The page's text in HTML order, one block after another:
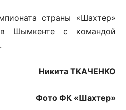
страны «Шахтер»
Шымкенте с командой
Никита ТКАЧЕНКО
Фото ФК «Шахтер»